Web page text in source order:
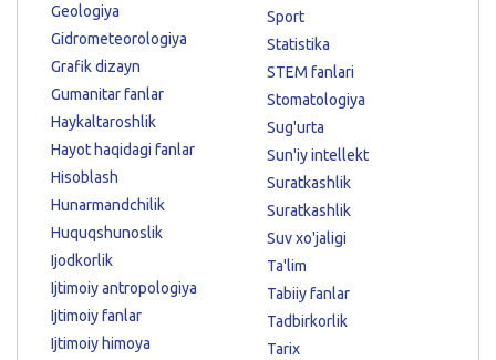
Geologiya
Gidrometeorologiya
Grafik dizayn
Gumanitar fanlar
Haykaltaroshlik
Hayot haqidagi fanlar
Hisoblash
Hunarmandchilik
Huquqshunoslik
Ijodkorlik
Ijtimoiy antropologiya
Ijtimoiy fanlar
Ijtimoiy himoya
Sport
Statistika
STEM fanlari
Stomatologiya
Sug'urta
Sun'iy intellekt
Suratkashlik
Suratkashlik
Suv xo'jaligi
Ta'lim
Tabiiy fanlar
Tadbirkorlik
Tarix